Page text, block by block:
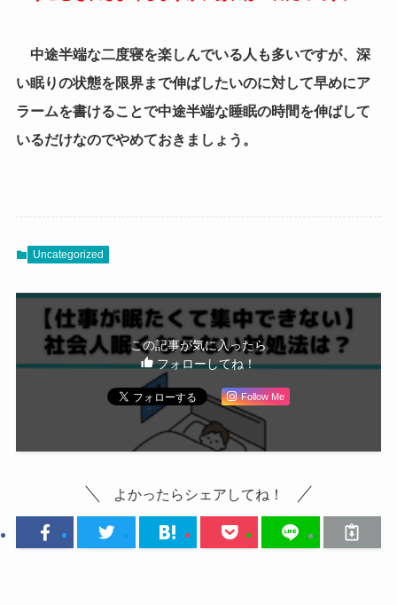
中途半端な二度寝を楽しんでいる人も多いですが、深
い眠りの状態を限界まで伸ばしたいのに対して早めにア
ラームを書けることで中途半端な睡眠の時間を伸ばして
いるだけなのでやめておきましょう。
Uncategorized
この記事が気に入ったら
フォローしてね！
Follow Me
よかったらシェアしてね！